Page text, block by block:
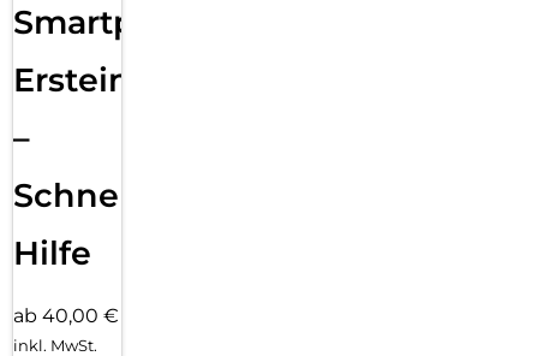
Smartphone
Ersteinrichtung
–
Schnelle
Hilfe
ab 40,00 €
inkl. MwSt.